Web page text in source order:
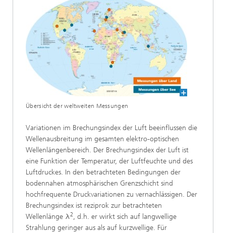
Übersicht der weltweiten Messungen
Variationen im Brechungsindex der Luft beeinflussen die
Wellenausbreitung im gesamten elektro-optischen
Wellenlängenbereich. Der Brechungsindex der Luft ist
eine Funktion der Temperatur, der Luftfeuchte und des
Luftdruckes. In den betrachteten Bedingungen der
bodennahen atmosphärischen Grenzschicht sind
hochfrequente Druckvariationen zu vernachlässigen. Der
Brechungsindex ist reziprok zur betrachteten
Wellenlänge λ2, d.h. er wirkt sich auf langwellige
Strahlung geringer aus als auf kurzwellige. Für